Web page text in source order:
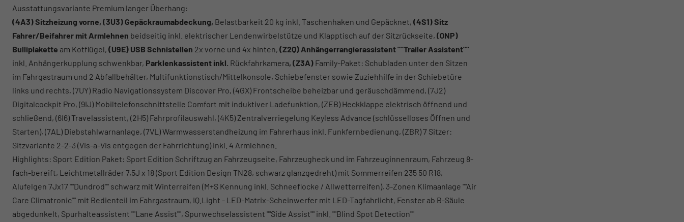
Ausstattungsvariante Premium langer Überhang:
(4A3) Sitzheizung vorne, (3U3) Gepäckraumabdeckung, Belastbarkeit 20 kg inkl. Taschenhaken und Gepäcknet, (4S1) Sitz
Fahrer/Beifahrer mit Armlehnen beidseitig inkl. elektrischer Lendenwirbelstütze und Klapptisch auf der Sitzrückseite, (0NP)
Bulliplakette am Kotflügel, (U9E) USB Schnistellen 2x vorne und 4x hinten, (Z2Q) Anhängerrangierassistent ""Trailer Assistent""
inkl. Anhängerkupplung schwenkbar, Parklenkassistent inkl. Rückfahrkamera, (Z3A) Family-Paket: Schubladen unter den Sitzen
im Fahrgastraum und 2 Abfallbehälter, Multifunktionstisch/Mittelkonsole, Schiebefenster sowie Zuziehhilfe in der Schiebetüre
links und rechts, (7UY) Radio Navigationssystem Discover Pro, (4GX) Frontscheibe beheizbar und geräuschdämmend, (7J2)
Digitalcockpit Pro, (9IJ) Mobiltelefonschnittstelle Comfort mit induktiver Ladefunktion, (ZEB) Heckklappe elektrisch öffnend und
schließend, (6I6) Travelassistent, (2H5) Fahrprofilauswahl, (4K5) Zentralverriegelung Keyless Advance (schlüsselloses Öffnen und
Starten), (7AL) Diebstahlwarnanlage, (7VL) Warmwasserstandheizung im Fahrerhaus inkl. Funkfernbedienung, (ZBR) 7 Sitzer:
Sitzvariante 2-2-3 (Vis-a-Vis entgegen der Fahrrichtung) inkl. 4 Armlehnen.
Highlights: Sport Edition Paket: Sport Edition Schriftzug an Fahrzeugseite, Fahrzeugheck und im Fahrzeuginnenraum, Fahrzeug 8-
fach-bereift, Leichtmetallräder 7,5J x 18 (Sport Edition Design TN28, schwarz glanzgedreht) mit Sommerreifen 235 50 R18,
Alufelgen 7Jx17 ""Dundrod"" schwarz mit Winterreifen (M+S Kennung inkl. Schneeflocke / Allwetterreifen), 3-Zonen Klimaanlage ""Air
Care Climatronic"" mit Bedienteil im Fahrgastraum, IQ.Light - LED-Matrix-Scheinwerfer mit LED-Tagfahrlicht, Fenster ab B-Säule
abgedunkelt, Spurhalteassistent ""Lane Assist"", Spurwechselassistent ""Side Assist"" inkl. ""Blind Spot Detection""